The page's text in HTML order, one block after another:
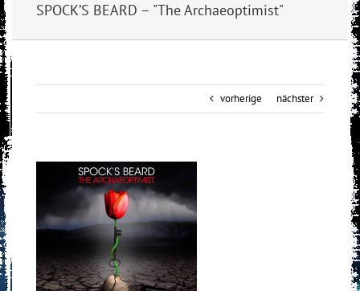
SPOCK’S BEARD – "The Archaeoptimist"
vorherige nächster